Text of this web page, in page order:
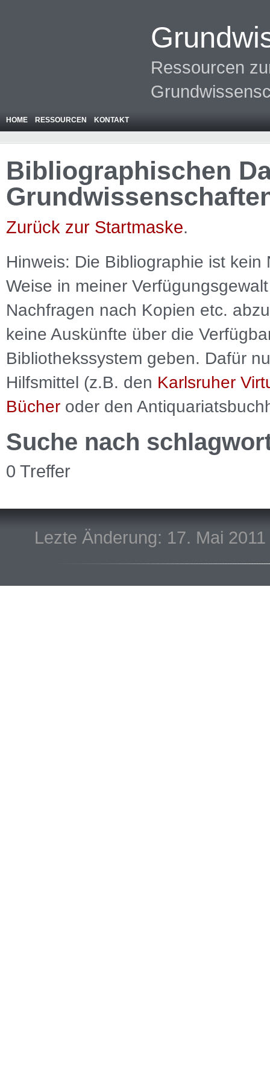
Ressourcen
HOME RESSOURCEN KONTAKT
Bibliographischen
Zurück zur Startmaske.
Hinweis: Die Bibliographie ist kein
Weise in meiner
Nachfragen nach Kopien etc.
keine Auskünfte über die
Bibliothekssystem geben. Dafür
Hilfsmittel (z.B. den Karlsruher
Bücher oder den
Suche nach
0 Treffer
Lezte Änderung: 17. Mai